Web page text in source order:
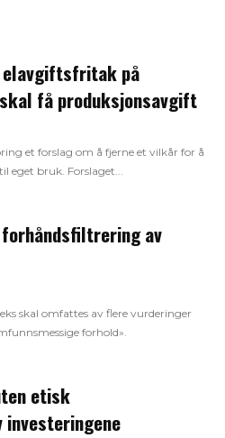
elavgiftsfritak på
få produksjonsavgift
et forslag om å fjerne et vilkår for å
eget bruk. Forslaget...
av
skal omfattes av flere vurderinger
forhold».
etisk
investeringene